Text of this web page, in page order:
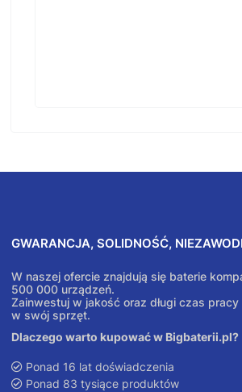
GWARANCJA, SOLIDNOŚĆ,
W naszej ofercie znajdują się baterie
500 000 urządzeń.
Zainwestuj w jakość oraz długi czas
w swój sprzęt.
Dlaczego warto kupować w Bigbaterii.pl?
Ponad 16 lat doświadczenia
Ponad 83 tysiące produktów